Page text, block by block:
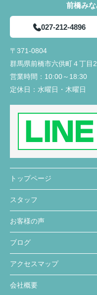
前橋み
027-212-4896
〒371-0804
群馬県前橋市六供町４丁目
営業時間： 10:00～18:30
定休日： 水曜日・木曜日
トップページ
スタッフ
お客様の声
ブログ
アクセスマップ
会社概要